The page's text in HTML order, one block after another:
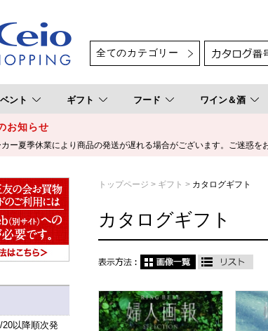
ント ギフト フード ワイン＆酒
お知らせ
ー夏季休業により商品の発送が遅れる場合がございます。ご迷惑を
20以降順次発
トップページ ギフト カタログギフト
カタログギフト